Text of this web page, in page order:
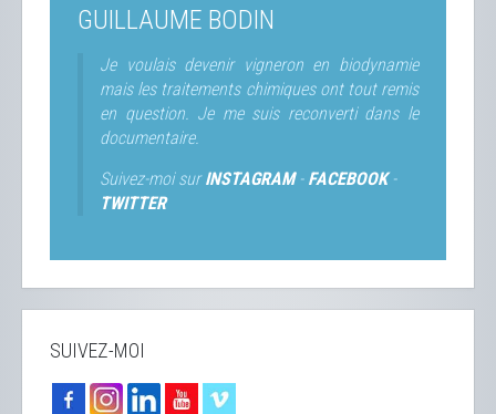
GUILLAUME BODIN
Je voulais devenir vigneron en biodynamie
mais les traitements chimiques ont tout remis
en question. Je me suis reconverti dans le
documentaire.
Suivez-moi surINSTAGRAM- FACEBOOK-
TWITTER
SUIVEZ-MOI